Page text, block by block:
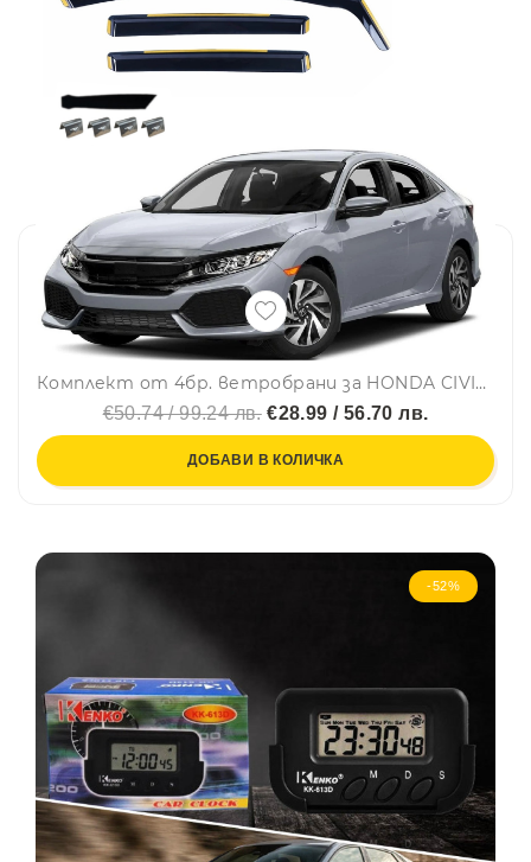
Комплект от 4бр. ветробрани за HONDA CIVIC X Hatchback / Type-R FK8 2016-2022
€50.74 / 99.24 лв.€28.99 / 56.70 лв.
ДОБАВИ В КОЛИЧКА
-52%